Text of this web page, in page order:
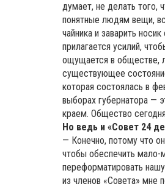
думает, не делать того,
понятные людям вещи,
чайника и заварить
прилагается усилий,
ощущается в обществе,
существующее
которая состоялась в
выборах губернатора —
краем. Общество
Но ведь и «Совет 24
— Конечно, потому что
чтобы обеспечить
переформатировать
из членов «Совета» мне